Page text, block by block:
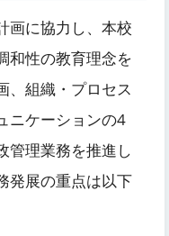
画に協力し、本校
和性の教育理念を
、組織・プロセス
ニケーションの4
管理業務を推進し
発展の重点は以下